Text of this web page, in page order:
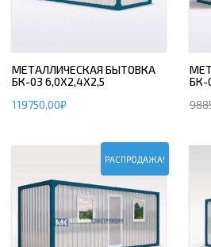
МЕТАЛЛИЧЕСКАЯ БЫТОВКА
БК-03 6,0Х2,4Х2,5
119750,00₽
БК-
РАСПРОДАЖА!